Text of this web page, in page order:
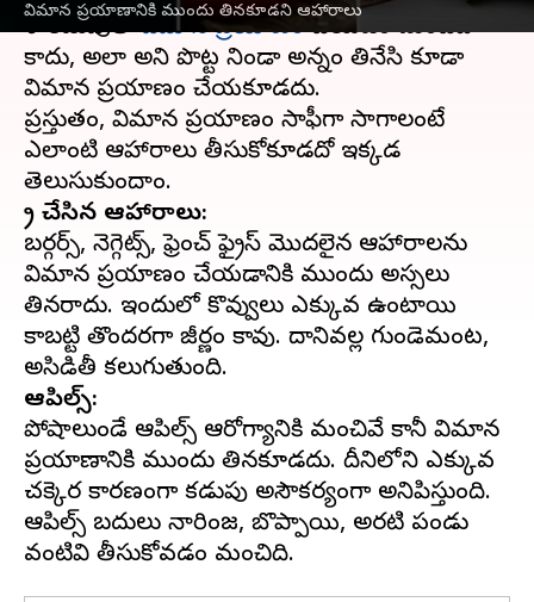
విమాన ప్రయాణానికి ముందు తినకూడని ఆహారాలు
ఖాళీ కడుపుతోవిమాన ప్రయాణంచేయడం మంచిది
కాదు, అలా అని పొట్ట నిండా అన్నం తినేసి కూడా
విమాన ప్రయాణం చేయకూడదు.
ప్రస్తుతం, విమాన ప్రయాణం సాఫీగా సాగాలంటే
ఎలాంటి ఆహారాలు తీసుకోకూడదో ఇక్కడ
ఫ్రై చేసిన ఆహారాలు:
బర్గర్స్, నెగ్గెట్స్, ఫ్రెంచ్ ఫ్రైస్ మొదలైన ఆహారాలను
విమాన ప్రయాణం చేయడానికి ముందు అస్సలు
తినరాదు. ఇందులో కొవ్వులు ఎక్కువ ఉంటాయి
కాబట్టి తొందరగా జీర్ణం కావు. దానివల్ల గుండెమంట,
ఆపిల్స్:
పోషాలుండే ఆపిల్స్ ఆరోగ్యానికి మంచివే కానీ విమాన
ప్రయాణానికి ముందు తినకూడదు. దీనిలోని ఎక్కువ
చక్కెర కారణంగా కడుపు అసౌకర్యంగా అనిపిస్తుంది.
ఆపిల్స్ బదులు నారింజ, బొప్పాయి, అరటి పండు